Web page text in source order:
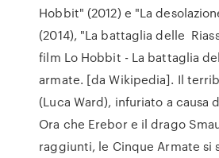
Hobbit" (2012) e "La
(2014), "La battaglia delle
film Lo Hobbit - La battaglia
armate. [da Wikipedia]. Il
(Luca Ward), infuriato a causa
Ora che Erebor e il drago
raggiunti, le Cinque Armate si